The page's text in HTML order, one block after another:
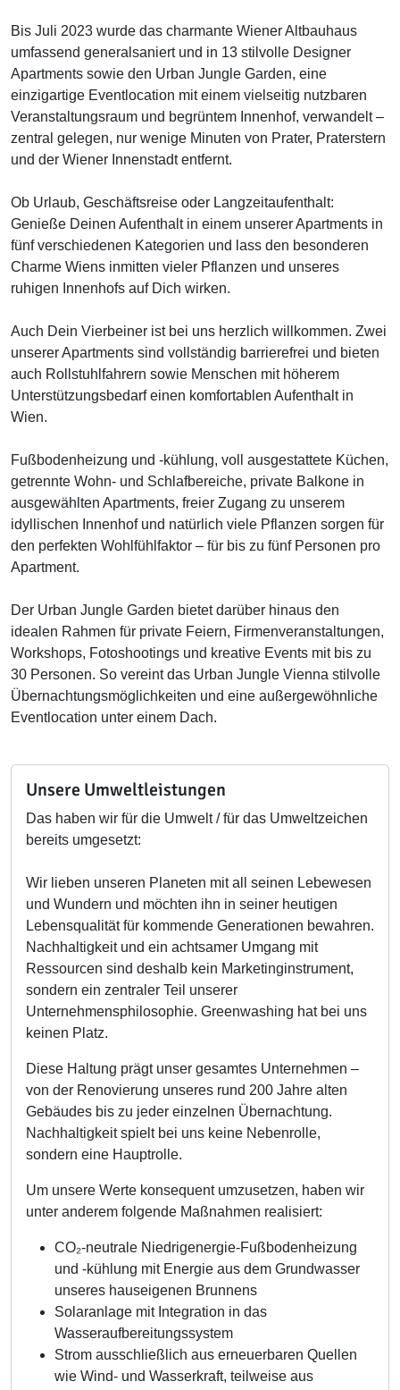
Bis Juli 2023 wurde das charmante Wiener Altbauhaus
umfassend generalsaniert und in 13 stilvolle Designer
Apartments sowie den Urban Jungle Garden, eine
einzigartige Eventlocation mit einem vielseitig nutzbaren
Veranstaltungsraum und begrüntem Innenhof, verwandelt –
zentral gelegen, nur wenige Minuten von Prater, Praterstern
und der Wiener Innenstadt entfernt.
Ob Urlaub, Geschäftsreise oder Langzeitaufenthalt:
Genieße Deinen Aufenthalt in einem unserer Apartments in
fünf verschiedenen Kategorien und lass den besonderen
Charme Wiens inmitten vieler Pflanzen und unseres
ruhigen Innenhofs auf Dich wirken.
Auch Dein Vierbeiner ist bei uns herzlich willkommen. Zwei
unserer Apartments sind vollständig barrierefrei und bieten
auch Rollstuhlfahrern sowie Menschen mit höherem
Unterstützungsbedarf einen komfortablen Aufenthalt in
Wien.
Fußbodenheizung und -kühlung, voll ausgestattete Küchen,
getrennte Wohn- und Schlafbereiche, private Balkone in
ausgewählten Apartments, freier Zugang zu unserem
idyllischen Innenhof und natürlich viele Pflanzen sorgen für
den perfekten Wohlfühlfaktor – für bis zu fünf Personen pro
Apartment.
Der Urban Jungle Garden bietet darüber hinaus den
idealen Rahmen für private Feiern, Firmenveranstaltungen,
Workshops, Fotoshootings und kreative Events mit bis zu
30 Personen. So vereint das Urban Jungle Vienna stilvolle
Übernachtungsmöglichkeiten und eine außergewöhnliche
Eventlocation unter einem Dach.
Unsere Umweltleistungen
Das haben wir für die Umwelt / für das Umweltzeichen
bereits umgesetzt:
Wir lieben unseren Planeten mit all seinen Lebewesen
und Wundern und möchten ihn in seiner heutigen
Lebensqualität für kommende Generationen bewahren.
Nachhaltigkeit und ein achtsamer Umgang mit
Ressourcen sind deshalb kein Marketinginstrument,
sondern ein zentraler Teil unserer
Unternehmensphilosophie. Greenwashing hat bei uns
keinen Platz.
Diese Haltung prägt unser gesamtes Unternehmen –
von der Renovierung unseres rund 200 Jahre alten
Gebäudes bis zu jeder einzelnen Übernachtung.
Nachhaltigkeit spielt bei uns keine Nebenrolle,
sondern eine Hauptrolle.
Um unsere Werte konsequent umzusetzen, haben wir
unter anderem folgende Maßnahmen realisiert:
CO₂-neutrale Niedrigenergie-Fußbodenheizung
und -kühlung mit Energie aus dem Grundwasser
unseres hauseigenen Brunnens
Solaranlage mit Integration in das
Wasseraufbereitungssystem
Strom ausschließlich aus erneuerbaren Quellen
wie Wind- und Wasserkraft, teilweise aus